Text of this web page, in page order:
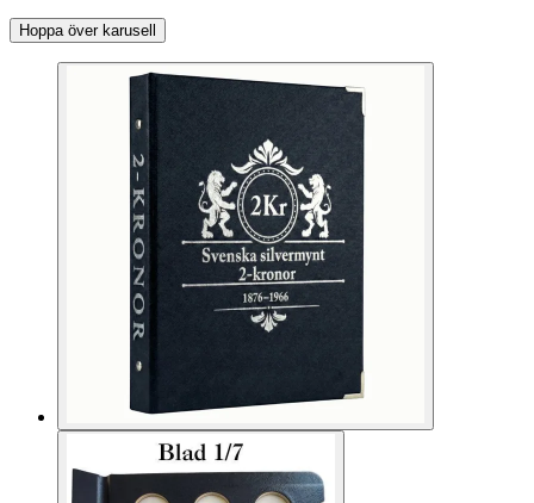
Hoppa över karusell